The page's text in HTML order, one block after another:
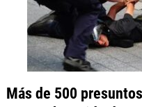
Más de 500